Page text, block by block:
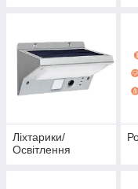
Ліхтарики/
Освітлення